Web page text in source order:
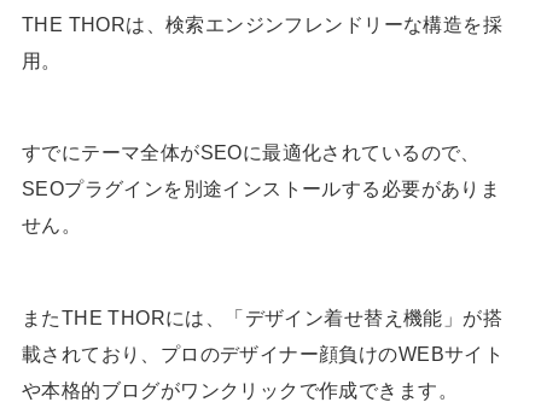
THE THORは、検索エンジンフレンドリーな構造を採
用。
すでにテーマ全体がSEOに最適化されているので、
SEOプラグインを別途インストールする必要がありま
せん。
またTHE THORには、「デザイン着せ替え機能」が搭
載されており、プロのデザイナー顔負けのWEBサイト
や本格的ブログがワンクリックで作成できます。